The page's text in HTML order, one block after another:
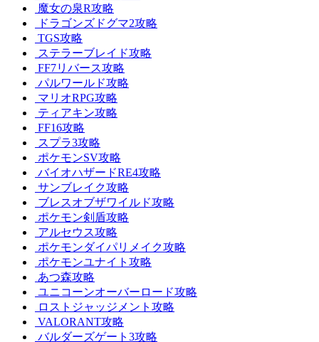
魔女の泉R攻略
ドラゴンズドグマ2攻略
TGS攻略
ステラーブレイド攻略
FF7リバース攻略
パルワールド攻略
マリオRPG攻略
ティアキン攻略
FF16攻略
スプラ3攻略
ポケモンSV攻略
バイオハザードRE4攻略
サンブレイク攻略
ブレスオブザワイルド攻略
ポケモン剣盾攻略
アルセウス攻略
ポケモンダイパリメイク攻略
ポケモンユナイト攻略
あつ森攻略
ユニコーンオーバーロード攻略
ロストジャッジメント攻略
VALORANT攻略
バルダーズゲート3攻略